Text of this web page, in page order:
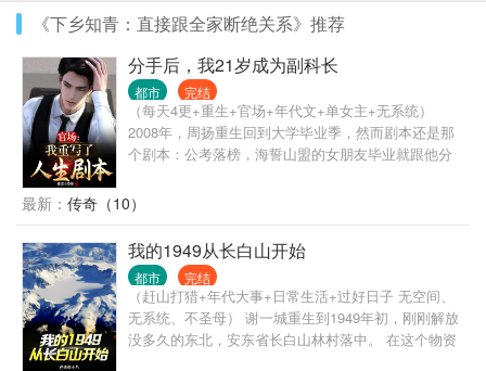
《下乡知青：直接跟全家断绝关系》推荐
分手后，我21岁成为副科长
都市 完结
（每天4更+重生+官场+年代文+单女主+无系统）
2008年，周扬重生回到大学毕业季，然而剧本还是那
个剧本：公考落榜，海誓山盟的女朋友毕业就跟他分
占尽先机的周扬却变得不再茫然，因为他清楚，尽管
眼前的起点很低，但是青云大道却尽在眼前……这一
次，他要勇攀高峰，登临权位。
最新： 传奇（10）
我的1949从长白山开始
都市 完结
（赶山打猎+年代大事+日常生活+过好日子 无空间、
无系统、不圣母） 谢一城重生到1949年初，刚刚解放
没多久的东北，安东省长白山林村落中。 在这个物资